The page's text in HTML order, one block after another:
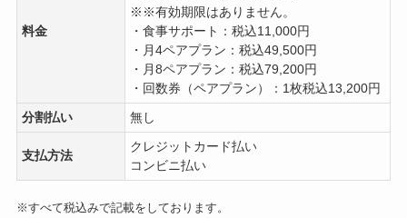
料金
※※有効期限はありません。
・食事サポート：税込11,000円
・月4ペアプラン：税込49,500円
・月8ペアプラン：税込79,200円
・回数券（ペアプラン）：1枚税込13,200円
分割払い 無し
支払方法
クレジットカード払い
コンビニ払い
※すべて税込みで記載をしております。